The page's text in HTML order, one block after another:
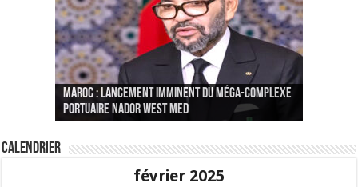
MAROC : Lancement imminent du méga-complexe
portuaire Nador West Med
Le Wali Ait Taleb préside la nomination du
nouveau Secrétaire Général pour insuffler un
sang nouveau à l’administration
Fès : La 70e conférence annuelle de la
Fédération internationale des journalistes et
des écrivains s’est achevée
Paris va présenter à Alger une liste de
« plusieurs centaines de personnes » aux
profils « dangereux »
CGEM: le binôme Oukacha-Joundy reconduit à la
tête de la Fédération des pêches maritimes
Calendrier
février 2025